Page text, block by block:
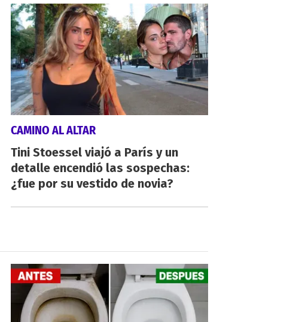
CAMINO AL ALTAR
Tini Stoessel viajó a París y un
detalle encendió las sospechas:
¿fue por su vestido de novia?